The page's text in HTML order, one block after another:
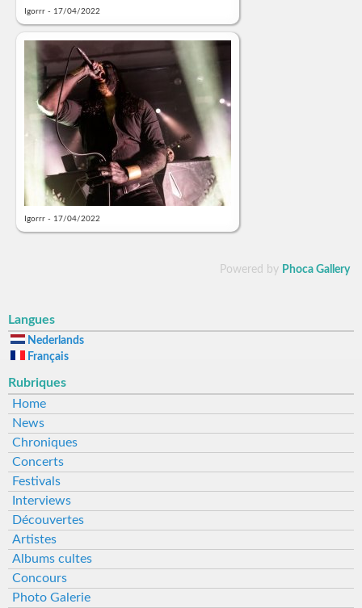
Igorrr - 17/04/2022
Igorrr - 17/04/2022
Powered by Phoca Gallery
Langues
Nederlands
Français
Rubriques
Home
News
Chroniques
Concerts
Festivals
Interviews
Découvertes
Artistes
Albums cultes
Concours
Photo Galerie